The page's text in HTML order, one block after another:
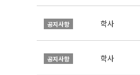
공지사항 학사
공지사항 학사